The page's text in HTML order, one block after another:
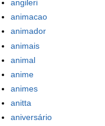
angileri
animacao
animador
animais
animal
anime
animes
anitta
aniversário